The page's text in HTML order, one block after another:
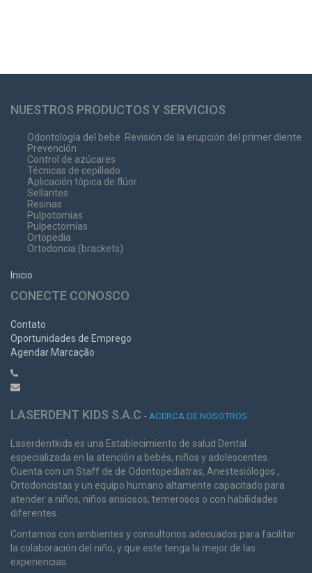
NUESTROS PRODUCTOS Y SERVICIOS
Odontología del bebé Revisión de la erupción del primer diente
Prevención
Control de azúcares
Técnicas de cepillado
Aplicación tópica de flúor
Sellantes
Resinas
Pulpotomias
Pulpectomías
Ortopedia
Ortodoncia (brackets)
Inicio
CONECTE CONOSCO
Contato
Oportunidades de Emprego
Agendar Marcação
LASERDENT KIDS S.A.C - ACERCA DE NOSOTROS
Laserdentkids es una Establecimiento de salud Dental
especializada en la atención a bebés, niños y adolescentes.
Cuenta con un Staff de de Odontopediatras, Anestesiólogos ,
Ortodoncistas y un equipo humano altamente capacitado para
atender a niños, niños ansiosos, temerosos o con habilidades
diferentes.
Contamos con ambientes y consultorios adecuados para facilitar
la colaboración del niño, y que este tenga la mejor de las
experiencias.